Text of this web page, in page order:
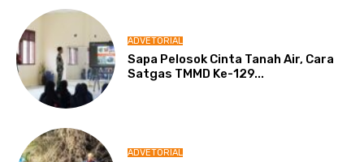
ADVETORIAL
Sapa Pelosok Cinta Tanah Air, Cara
Satgas TMMD Ke-129...
ADVETORIAL